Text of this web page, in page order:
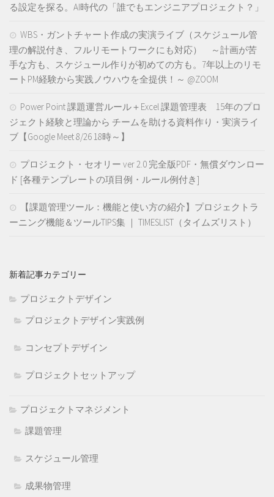
る設定を探る。AI時代の「誰でもエンジニアプロジェクト？」
WBS・ガントチャート作成の実演ライブ（スケジュール管
理の解説付き、フルリモートワークにも対応） ～計画が苦
手な方も、スケジュール作りが初めての方も。7年以上のリモ
ートPM経験から実践ノウハウを全提供！～ @ZOOM
Power Point 課題運営ルール＋Excel 課題管理表 15年のプロ
ジェクト経験と理論から チームを助ける資料作り・実演ライ
ブ【Google Meet 8/26 18時～】
プロジェクト・セオリー ver 2.0 完全版PDF・無償ダウンロー
ド [各種テンプレートの項目例・ルール例付き]
【課題管理ツール：機能と使い方の紹介】プロジェクトラ
ーニング機能＆ツールTIPS集 ｜ TIMESLIST（タイムズリスト）
新着記事カテゴリー
プロジェクトデザイン
プロジェクトデザイン実践例
コンセプトデザイン
プロジェクトセットアップ
プロジェクトマネジメント
課題管理
スケジュール管理
成果物管理